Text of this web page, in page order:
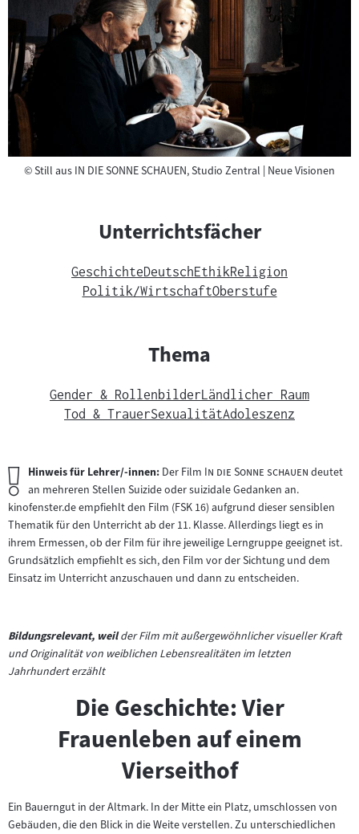
©Copyright
Still aus IN DIE SONNE SCHAUEN, Studio Zentral | Neue Visionen
Unterrichtsfächer
GeschichteDeutschEthikReligion
Politik/WirtschaftOberstufe
Thema
Gender & Rollenbilder Ländlicher Raum
Tod & TrauerSexualitätAdoleszenz
Wichtiger
Hinweis:
Hinweis für Lehrer/-innen: Der Film "In die Sonne schauen "deutet
an mehreren Stellen Suizide oder suizidale Gedanken an.
kinofenster.de empfiehlt den Film (FSK 16) aufgrund dieser sensiblen
Thematik für den Unterricht ab der 11. Klasse. Allerdings liegt es in
ihrem Ermessen, ob der Film für ihre jeweilige Lerngruppe geeignet ist.
Grundsätzlich empfiehlt es sich, den Film vor der Sichtung und dem
Einsatz im Unterricht anzuschauen und dann zu entscheiden.
Bildungsrelevant, weilder Film mit außergewöhnlicher visueller Kraft
und Originalität von weiblichen Lebensrealitäten im letzten
Jahrhundert erzählt
Die Geschichte: Vier
Frauenleben auf einem
Vierseithof
Ein Bauerngut in der Altmark. In der Mitte ein Platz, umschlossen von
Gebäuden, die den Blick in die Weite verstellen. Zu unterschiedlichen